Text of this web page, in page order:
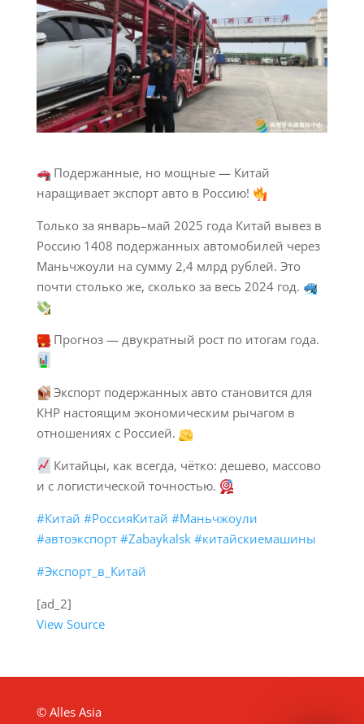
Подержанные, но мощные — Китай
наращивает экспорт авто в Россию!
Только за январь–май 2025 года Китай вывез в
Россию 1408 подержанных автомобилей через
Маньчжоули на сумму 2,4 млрд рублей. Это
почти столько же, сколько за весь 2024 год.
Прогноз — двукратный рост по итогам года.
Экспорт подержанных авто становится для
КНР настоящим экономическим рычагом в
отношениях с Россией.
Китайцы, как всегда, чётко: дешево, массово
и с логистической точностью.
#Китай #РоссияКитай #Маньчжоули
#автоэкспорт #Zabaykalsk #китайскиемашины
#Экспорт_в_Китай
[ad_2]
View Source
© Alles Asia